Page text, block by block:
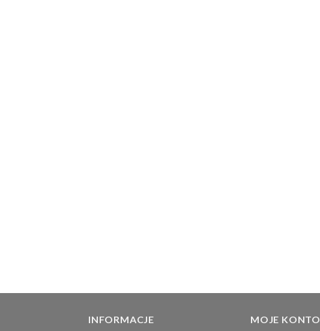
INFORMACJE MOJE KONTO